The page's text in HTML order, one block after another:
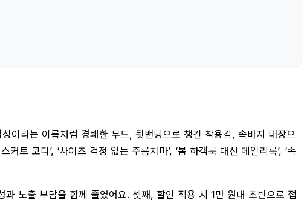
이라는 이름처럼 경쾌한 무드, 뒷밴딩으로 챙긴 착용감, 속바지 내장으
코디’, ‘사이즈 걱정 없는 주름치마’, ‘봄 하객룩 대신 데일리룩’, ‘속
노출 부담을 함께 줄였어요. 셋째, 할인 적용 시 1만 원대 초반으로 접